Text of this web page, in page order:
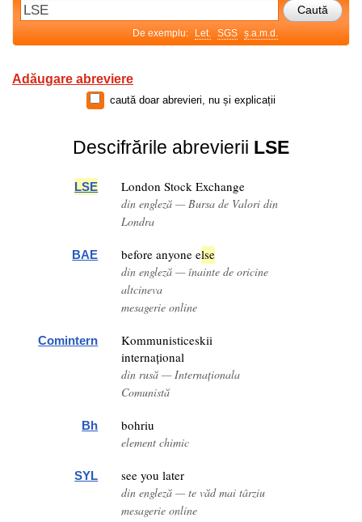
De exemplu: Let. SGS ș.a.m.d.
Adăugare abreviere
caută doar abrevieri, nu și explicații
Descifrările abrevierii LSE
LSE London Stock Exchange
din engleză — Bursa de Valori din
Londra
BAE before anyone else
din engleză — înainte de oricine
altcineva
mesagerie online
Comintern
Kommunisticeskii
internațional
din rusă — Internaționala
Comunistă
Bh bohriu
element chimic
SYL see you later
din engleză — te văd mai târziu
mesagerie online